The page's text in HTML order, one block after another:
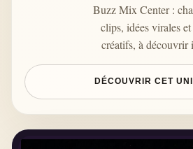
Buzz Mix Center :
clips, idées virales et
créatifs, à
DÉCOUVRIR CET